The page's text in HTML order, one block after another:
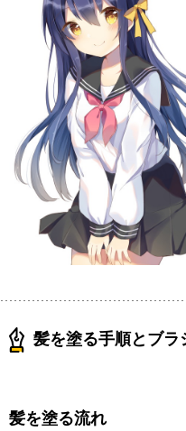
髪を塗る手順とブラ
髪を塗る流れ